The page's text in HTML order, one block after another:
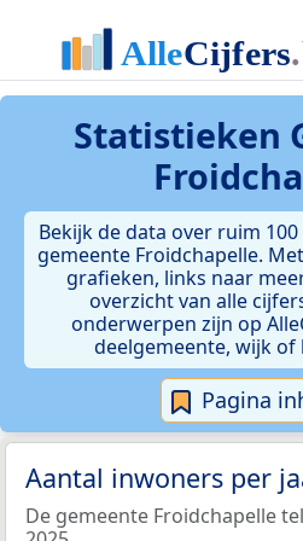
Statistieken
Bekijk de data over ruim
gemeente Froidchapelle.
grafieken, links naar
overzicht van alle
onderwerpen zijn op
deelgemeente, wijk
Pagina
Aantal inwoners per
De gemeente Froidchapelle